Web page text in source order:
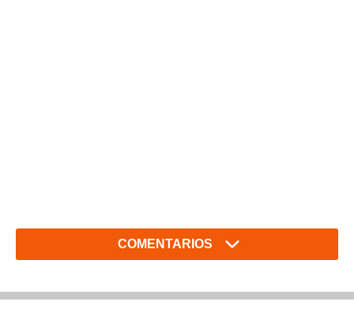
COMENTARIOS